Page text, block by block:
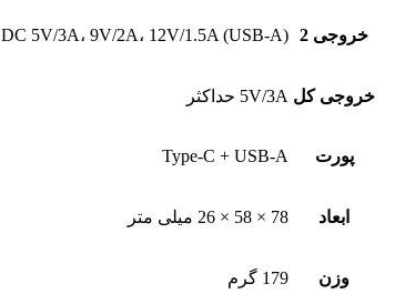
خروجی 2 DC 5V/3A، 9V/2A، 12V/1.5A (USB-A)
خروجی کل 5V/3A حداکثر
پورت Type-C + USB-A
ابعاد 78 × 58 × 26 میلی متر
وزن 179 گرم